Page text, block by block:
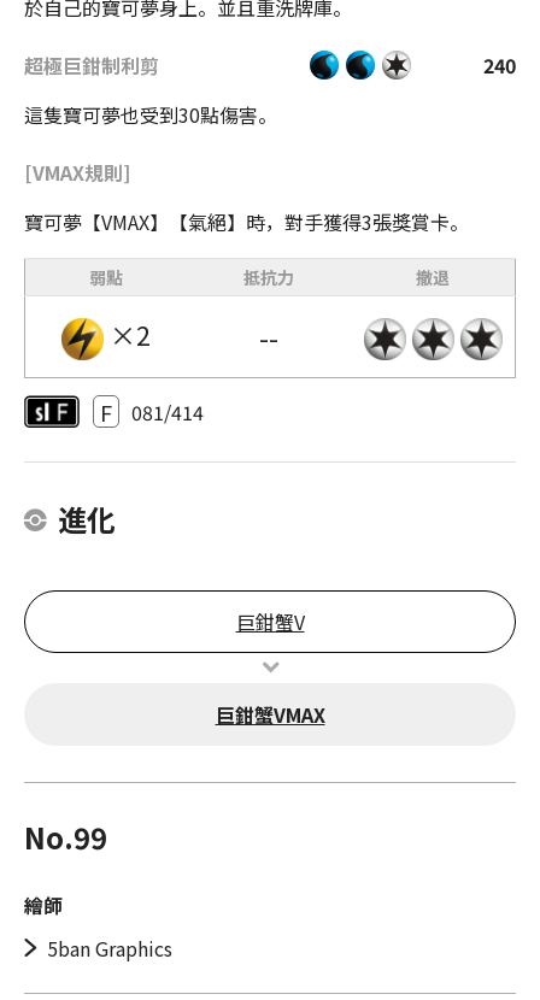
於自己的寶可夢身上。並且重洗牌庫。
超極巨鉗制利剪
240
這隻寶可夢也受到30點傷害。
[VMAX規則]
寶可夢【VMAX】【氣絕】時，對手獲得3張獎賞卡。
弱點 抵抗力 撤退
×2 --
F 081/414
進化
巨鉗蟹V
巨鉗蟹VMAX
No.99
繪師
5ban Graphics